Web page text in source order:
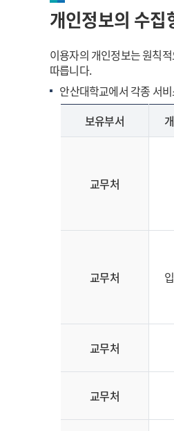
개인정보의 수
이용자의 개인정보는 원칙
따릅니다.
안산대학교에서 각종 서
보유부서
교무처
교무처
교무처
교무처